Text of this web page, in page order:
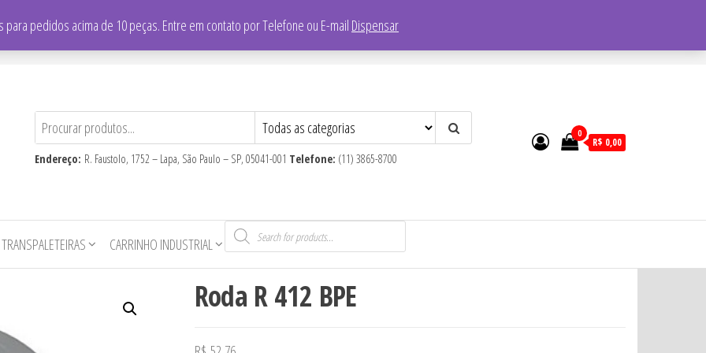
Endereço: R. Faustolo, 1752 – Lapa, São Paulo – SP, 05041-001 Telefone: (11) 3865-8700
0
R$ 0,00
CARRINHO INDUSTRIAL
Pesquisar
produtos
Roda R 412 BPE
para pedidos acima de 10 peças. Entre em contato por Telefone ou E-mail Dispensar